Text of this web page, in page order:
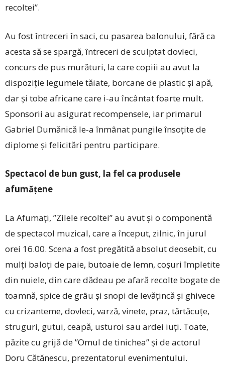
recoltei”.
Au fost întreceri în saci, cu pasarea balonului, fără ca
acesta să se spargă, întreceri de sculptat dovleci,
concurs de pus murături, la care copiii au avut la
dispoziție legumele tăiate, borcane de plastic și apă,
dar și tobe africane care i-au încântat foarte mult.
Sponsorii au asigurat recompensele, iar primarul
Gabriel Dumănică le-a înmânat pungile însoțite de
diplome și felicitări pentru participare.
Spectacol de bun gust, la fel ca produsele
afumățene
La Afumați, ”Zilele recoltei” au avut și o componentă
de spectacol muzical, care a început, zilnic, în jurul
orei 16.00. Scena a fost pregătită absolut deosebit, cu
mulți baloți de paie, butoaie de lemn, coșuri împletite
din nuiele, din care dădeau pe afară recolte bogate de
toamnă, spice de grâu și snopi de levățincă și ghivece
cu crizanteme, dovleci, varză, vinete, praz, tărtăcuțe,
struguri, gutui, ceapă, usturoi sau ardei iuți. Toate,
păzite cu grijă de ”Omul de tinichea” și de actorul
Doru Cătănescu, prezentatorul evenimentului.